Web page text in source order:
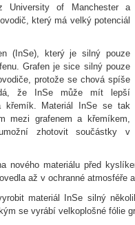
University of Manchester a
který má velký potenciál
(InSe), který je silný pouze
Grafen je sice silný pouze
protože se chová spíše
že InSe může mít lepší
křemík. Materiál InSe se tak
mezi grafenem a křemíkem,
zhotovit součástky v
nového materiálu před
až v ochranné atmosféře
materiál InSe silný
se vyrábí velkoplošné fólie